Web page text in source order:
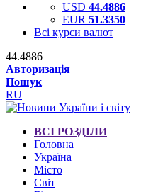
USD 44.4886
EUR 51.3350
Всі курси валют
44.4886
Авторизація
Пошук
RU
ВСІ РОЗДІЛИ
Головна
Україна
Місто
Світ